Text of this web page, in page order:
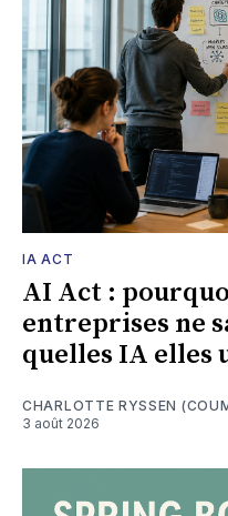
IA ACT
AI Act :
entreprises ne
quelles IA
CHARLOTTE RYSSEN
3 août 2026